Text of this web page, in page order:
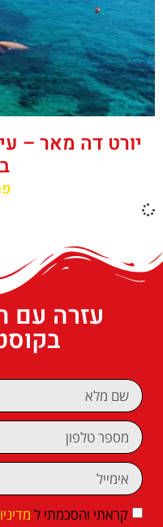
יורט דה מאר –
עזרה עם
קראתי והסכמתי ל